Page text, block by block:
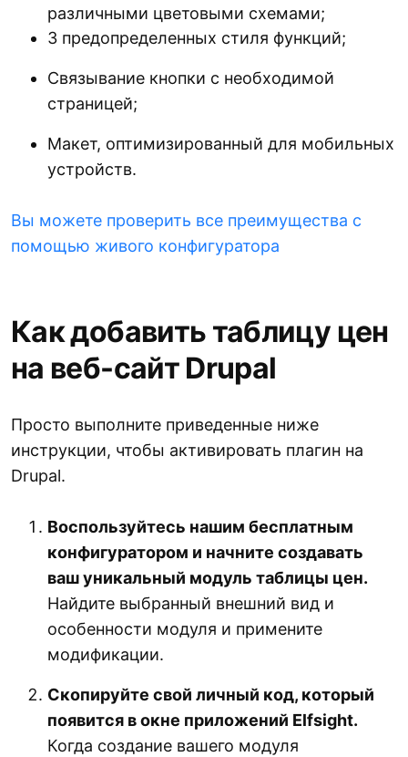
различными цветовыми схемами;
3 предопределенных стиля функций;
Связывание кнопки с необходимой
страницей;
Макет, оптимизированный для мобильных
устройств.
Вы можете проверить все преимущества с
помощью живого конфигуратора
Как добавить таблицу цен
на веб-сайт Drupal
Просто выполните приведенные ниже
инструкции, чтобы активировать плагин на
Drupal.
Воспользуйтесь нашим бесплатным
конфигуратором и начните создавать
ваш уникальный модуль таблицы цен.
Найдите выбранный внешний вид и
особенности модуля и примените
модификации.
Скопируйте свой личный код, который
появится в окне приложений Elfsight.
Когда создание вашего модуля